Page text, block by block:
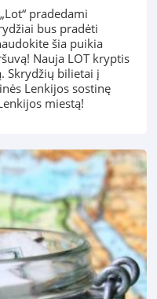
pradedami
bus pradėti
šia puikia
Nauja LOT kryptis
Skrydžių bilietai į
Lenkijos sostinę
miestą!